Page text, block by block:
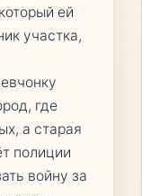
ей
участка,
где
а старая
полиции
войну за